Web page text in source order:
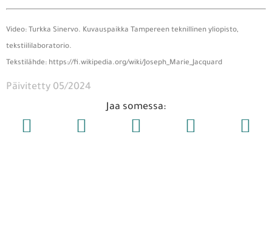
Video: Turkka Sinervo. Kuvauspaikka Tampereen teknillinen yliopisto,
tekstiililaboratorio.
Tekstilähde: https://fi.wikipedia.org/wiki/Joseph_Marie_Jacquard
Päivitetty 05/2024
Jaa somessa: